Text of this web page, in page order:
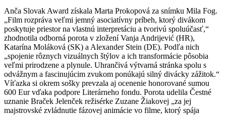
Anča Slovak Award získala Marta Prokopová za snímku Mila Fog.
„Film rozpráva veľmi jemný asociatívny príbeh, ktorý divákom
poskytuje priestor na vlastnú interpretáciu a tvorivú spoluúčasť,“
zhodnotila odborná porota v zložení Vanja Andrijević (HR),
Katarína Moláková (SK) a Alexander Stein (DE). Podľa nich
„spojenie rôznych vizuálnych štýlov a ich transformácie pôsobia
veľmi prirodzene a plynule. Uhrančivá výtvarná stránka spolu s
odvážnym a fascinujúcim zvukom ponúkajú silný divácky zážitok.“
Víťazka si okrem sošky prevzala aj ocenenie honorované sumou
600 Eur vďaka podpore Literárneho fondu. Porota udelila Čestné
uznanie Braček Jelenček režisérke Zuzane Žiakovej „za jej
majstrovské zvládnutie fázovej animácie vo filme, ktorý spája